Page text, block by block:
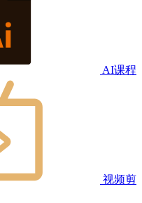
AI课程
视频剪